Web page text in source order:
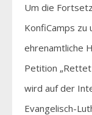
Um die
KonfiCamps zu
ehrenamtliche
Petition
wird auf der
Evangelisch-